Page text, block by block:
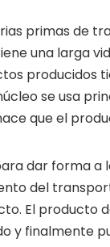
primas de
una larga
producidos
se usa
que el
dar forma
del
El producto
y finalmente